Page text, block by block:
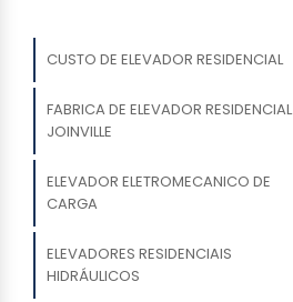
CUSTO DE ELEVADOR RESIDENCIAL
FABRICA DE ELEVADOR RESIDENCIAL
JOINVILLE
ELEVADOR ELETROMECANICO DE
CARGA
ELEVADORES RESIDENCIAIS
HIDRÁULICOS